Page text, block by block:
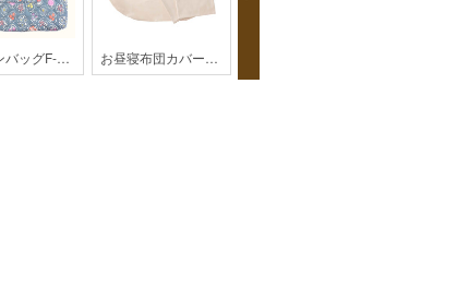
レッスンバッグF-497【kippis】 お昼寝布団カバー＆バッグ17